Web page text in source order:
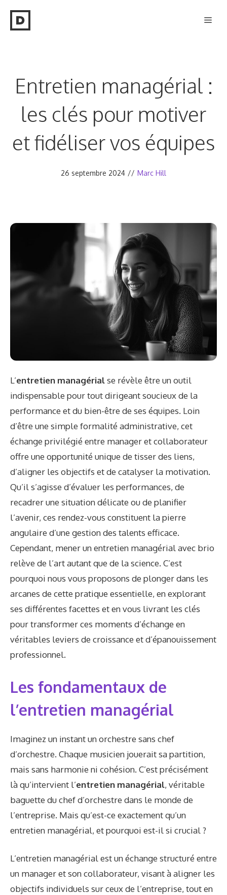
Entretien managérial :
les clés pour motiver
et fidéliser vos équipes
26 septembre 2024 // Marc Hill
L’entretien managérialse révèle être un outil
indispensable pour tout dirigeant soucieux de la
performance et du bien-être de ses équipes. Loin
d’être une simple formalité administrative, cet
échange privilégié entre manager et collaborateur
offre une opportunité unique de tisser des liens,
d’aligner les objectifs et de catalyser la motivation.
Qu’il s’agisse d’évaluer les performances, de
recadrer une situation délicate ou de planifier
l’avenir, ces rendez-vous constituent la pierre
angulaire d’une gestion des talents efficace.
Cependant, mener un entretien managérial avec brio
relève de l’art autant que de la science. C’est
pourquoi nous vous proposons de plonger dans les
arcanes de cette pratique essentielle, en explorant
ses différentes facettes et en vous livrant les clés
pour transformer ces moments d’échange en
véritables leviers de croissance et d’épanouissement
professionnel.
Les fondamentaux de
l’entretien managérial
Imaginez un instant un orchestre sans chef
d’orchestre. Chaque musicien jouerait sa partition,
mais sans harmonie ni cohésion. C’est précisément
là qu’intervient l’entretien managérial, véritable
baguette du chef d’orchestre dans le monde de
l’entreprise. Mais qu’est-ce exactement qu’un
entretien managérial, et pourquoi est-il si crucial ?
L’entretien managérial est un échange structuré entre
un manager et son collaborateur, visant à aligner les
objectifs individuels sur ceux de l’entreprise, tout en